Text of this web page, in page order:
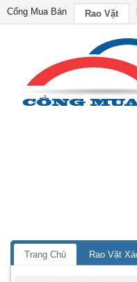
Cổng Mua Bán Rao Vặt
Trang Chủ Rao Vặt